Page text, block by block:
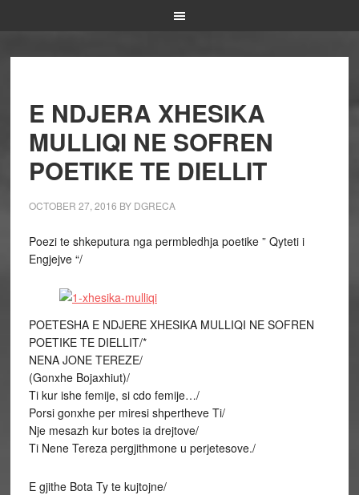
E NDJERA XHESIKA
MULLIQI NE SOFREN
POETIKE TE DIELLIT
OCTOBER 27, 2016 BY DGRECA
Poezi te shkeputura nga permbledhja poetike ” Qyteti i
Engjejve “/
POETESHA E NDJERE XHESIKA MULLIQI NE SOFREN
POETIKE TE DIELLIT/*
NENA JONE TEREZE/
(Gonxhe Bojaxhiut)/
Ti kur ishe femije, si cdo femije…/
Porsi gonxhe per miresi shpertheve Ti/
Nje mesazh kur botes ia drejtove/
Ti Nene Tereza pergjithmone u perjetesove./
E gjithe Bota Ty te kujtojne/